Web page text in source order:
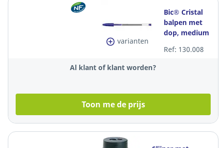
varianten
Bic® Cristal
balpen met
dop, medium
per stuk
Ref: 130.008
Al klant of klant worden?
Toon me de prijs